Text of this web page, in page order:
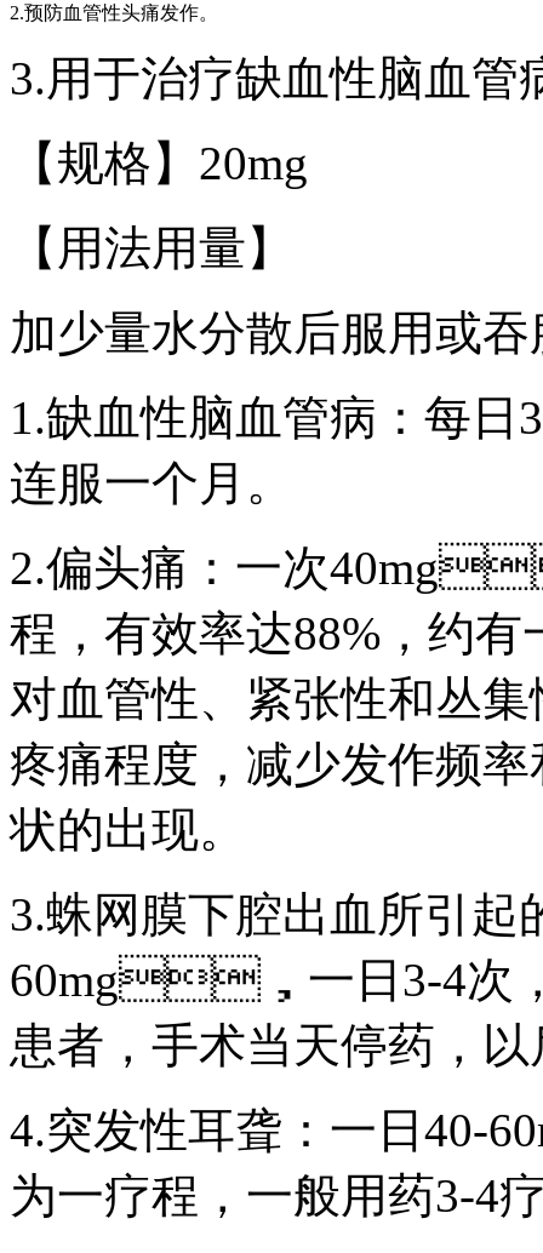
2.预防血管性头痛发作。
3.用于治疗缺血性脑血管
【规格】20mg
【用法用量】
加少量水分散后服用或吞
1.缺血性脑血管病：每
连服一个月。
2.偏头痛：一次
程，有效率达88%，
对血管性、紧张性和
疼痛程度，减少发作频
状的出现。
3.蛛网膜下腔出血所引起
60mg，一日3-4次
患者，手术当天停药
4.突发性耳聋：一日
为一疗程，一般用药3-4